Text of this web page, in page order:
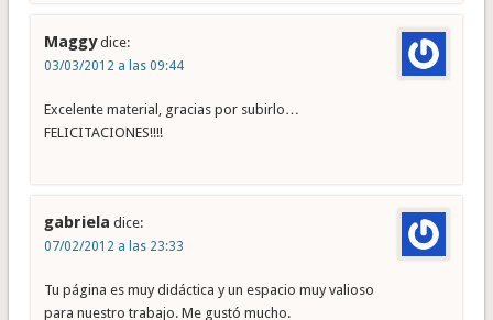
Maggy dice:
03/03/2012 a las 09:44
Excelente material, gracias por subirlo…
FELICITACIONES!!!!
gabriela dice:
07/02/2012 a las 23:33
Tu página es muy didáctica y un espacio muy valioso
para nuestro trabajo. Me gustó mucho.